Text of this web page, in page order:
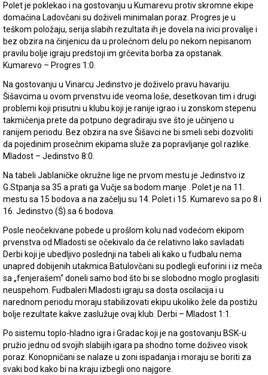
Polet je poklekao i na gostovanju u Kumarevu protiv skromne ekipe
domaćina Ladovčani su doživeli minimalan poraz. Progres je u
teškom položaju, serija slabih rezultata ih je dovela na ivici provalije i
bez obzira na činjenicu da u prolećnom delu po nekom nepisanom
pravilu bolje igraju predstoji im grčevita borba za opstanak.
Kumarevo – Progres 1:0.
Na gostovanju u Vinarcu Jedinstvo je doživelo pravu havariju.
Šišavcima u ovom prvenstvu ide veoma loše, desetkovan tim i drugi
problemi koji prisutni u klubu koji je ranije igrao i u zonskom stepenu
takmičenja prete da potpuno degradiraju sve što je učinjeno u
ranijem periodu. Bez obzira na sve Šišavci ne bi smeli sebi dozvoliti
da pojedinim prosečnim ekipama služe za popravljanje gol razlike.
Mladost – Jedinstvo 8:0.
Na tabeli Jablaničke okružne lige ne prvom mestu je Jedinstvo iz
G.Stpanja sa 35 a prati ga Vučje sa bodom manje . Polet je na 11.
mestu sa 15 bodova a na začelju su 14. Polet i 15. Kumarevo sa po 8 i
16. Jedinstvo (Š) sa 6 bodova.
Posle neočekivane pobede u prošlom kolu nad vodećom ekipom
prvenstva od Mladosti se očekivalo da će relativno lako savladati
Derbi koji je ubedljivo poslednji na tabeli ali kako u fudbalu nema
unapred dobijenih utakmica Batulovčani su podlegli euforini i iz meča
sa „fenjerašem“ doneli samo bod što bi se slobodno moglo proglasiti
neuspehom. Fudbaleri Mladosti igraju sa dosta oscilacija i u
narednom periodu moraju stabilizovati ekipu ukoliko žele da postižu
bolje rezultate kakve zaslužuje ovaj klub. Derbi – Mladost 1:1.
Po sistemu toplo-hladno igra i Gradac koji je na gostovanju BSK-u
pružio jednu od svojih slabijih igara pa shodno tome doživeo visok
poraz. Konopničani se nalaze u zoni ispadanja i moraju se boriti za
svaki bod kako bi na kraju izbegli ono najgore.